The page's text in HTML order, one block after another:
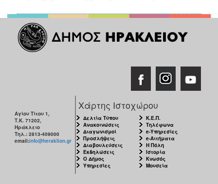
Αγίου Τίτου 1,
Τ.Κ. 71202,
Ηράκλειο
Τηλ.: 2813-409000
email:info@heraklion.gr
Χάρτης Ιστοχώρου
Δελτία Τύπου
Ανακοινώσεις
Διαγωνισμοί
Προσλήψεις
Διαβουλεύσεις
Εκδηλώσεις
Ο Δήμος
Υπηρεσίες
Κ.Ε.Π.
Τηλέφωνα
e-Υπηρεσίες
e-Αιτήματα
Η Πόλη
Ιστορία
Κνωσός
Μουσεία